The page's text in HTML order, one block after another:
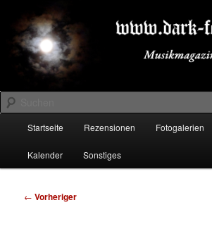
primären
Inhalt
springenDARK-FESTIVALS.DE
Suchen
Startseite Rezensionen Fotogalerien
Kalender Sonstiges
Beitragsnavigation
← Vorheriger